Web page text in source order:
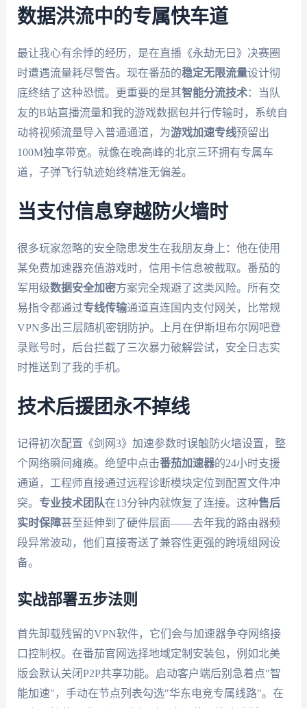
数据洪流中的专属快车道
最让我心有余悸的经历，是在直播《永劫无日》决赛圈
时遭遇流量耗尽警告。现在番茄的稳定无限流量设计彻
底终结了这种恐慌。更重要的是其智能分流技术：当队
友的B站直播流量和我的游戏数据包并行传输时，系统自
动将视频流量导入普通通道，为游戏加速专线预留出
100M独享带宽。就像在晚高峰的北京三环拥有专属车
道，子弹飞行轨迹始终精准无偏差。
当支付信息穿越防火墙时
很多玩家忽略的安全隐患发生在我朋友身上：他在使用
某免费加速器充值游戏时，信用卡信息被截取。番茄的
军用级数据安全加密方案完全规避了这类风险。所有交
易指令都通过专线传输通道直连国内支付网关，比常规
VPN多出三层随机密钥防护。上月在伊斯坦布尔网吧登
录账号时，后台拦截了三次暴力破解尝试，安全日志实
时推送到了我的手机。
技术后援团永不掉线
记得初次配置《剑网3》加速参数时误触防火墙设置，整
个网络瞬间瘫痪。绝望中点击番茄加速器的24小时支援
通道，工程师直接通过远程诊断模块定位到配置文件冲
突。 专业技术团队在13分钟内就恢复了连接。这种售后
实时保障甚至延伸到了硬件层面——去年我的路由器频
段异常波动，他们直接寄送了兼容性更强的跨境组网设
备。
实战部署五步法则
首先卸载残留的VPN软件，它们会与加速器争夺网络接
口控制权。在番茄官网选择地域定制安装包，例如北美
版会默认关闭P2P共享功能。启动客户端后别急着点"智
能加速"，手动在节点列表勾选"华东电竞专属线路"。在